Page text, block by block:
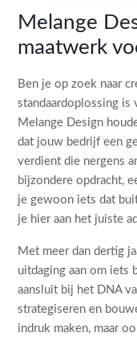
Melange
maatwerk
Ben je op zoek naar
standaardoplossing is
Melange Design
dat jouw bedrijf een
verdient die nergens
bijzondere opdracht,
je gewoon iets dat
je hier aan het juiste
Met meer dan dertig
uitdaging aan om iets
aansluit bij het DNA
strategiseren en
indruk maken, maar